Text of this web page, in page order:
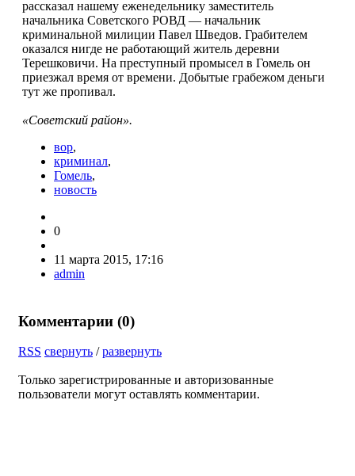
рассказал нашему еженедельнику заместитель
начальника Советского РОВД — на­чальник
криминальной милиции Павел Шведов. Грабителем
оказался нигде не работающий жи­тель деревни
Терешковичи. На преступный про­мысел в Гомель он
приезжал время от времени. Добытые грабежом деньги
тут же пропивал.
«Советский район».
вор,
криминал,
Гомель,
новость
0
11 марта 2015, 17:16
admin
Комментарии (0)
RSS свернуть /развернуть
Только зарегистрированные и авторизованные
пользователи могут оставлять комментарии.